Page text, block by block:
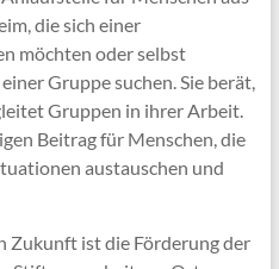
die sich einer
möchten oder selbst
Gruppe suchen. Sie berät,
Gruppen in ihrer Arbeit.
Beitrag für Menschen, die
austauschen und
Zukunft ist die Förderung der